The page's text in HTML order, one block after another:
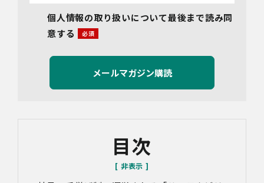
管理者名：管理部長
連絡先：info@bywill.co.jp
3.利用目的
当社で取り扱う個人情報（個人情報保護法第2条第1項によ
り定義された「個人情報」をいい、以下同様とします。）
の利用目的は以下のとおりです。個人情報の提供は任意で
望・お問い合わせ内容・ご意見等の正確な把握、今後の
サービス向上等のために、録音・録画させていただく場合
個人情報の取り扱いについて最後まで読み同
意する
目次